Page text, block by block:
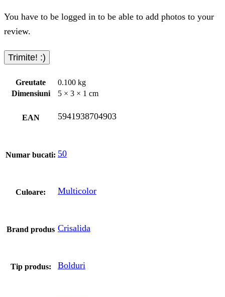
You have to be logged in to be able to add photos to your
review.
Greutate
0.100 kg
Dimensiuni
5 × 3 × 1 cm
EAN 5941938704903
Numar bucati: 50
Culoare: Multicolor
Brand produs Crisalida
Tip produs: Bolduri